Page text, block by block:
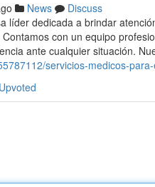
News
Discuss
líder dedicada a brindar
con un equipo
ante cualquier situación.
servicios-medicos-